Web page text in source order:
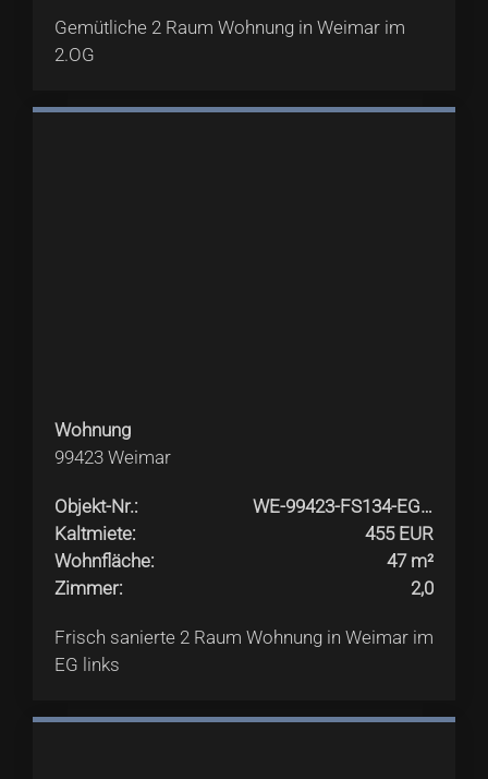
Gemütliche 2 Raum Wohnung in Weimar im
2.OG
Wohnung
99423 Weimar
Objekt-Nr.:
WE-99423-FS134-EG-links
Kaltmiete:
455 EUR
Wohnfläche:
47 m²
Zimmer: 2,0
Frisch sanierte 2 Raum Wohnung in Weimar im
EG links